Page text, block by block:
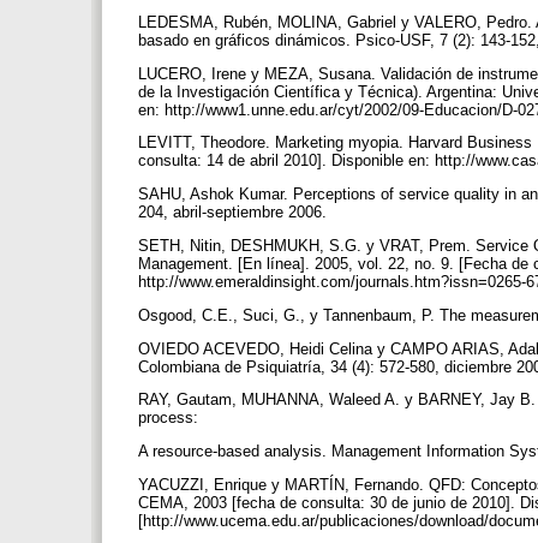
LEDESMA, Rubén, MOLINA, Gabriel y VALERO,
basado en gráficos dinámicos. Psico-USF, 7 (2): 143-
LUCERO, Irene y MEZA, Susana. Validación de
de la Investigación Científica y Técnica). Argentina:
en: http://www1.unne.edu.ar/cyt/2002/09-Educacion/D-
LEVITT, Theodore. Marketing myopia. Harvard
consulta: 14 de abril 2010]. Disponible en: http://
SAHU, Ashok Kumar. Perceptions of service quality in
204, abril-septiembre 2006.
SETH, Nitin, DESHMUKH, S.G. y VRAT, Prem. Service
Management. [En línea]. 2005, vol. 22, no. 9. [Fecha de
http://www.emeraldinsight.com/
Osgood, C.E., Suci, G., y Tannenbaum, P. The
OVIEDO ACEVEDO, Heidi Celina y CAMPO ARIAS,
Colombiana de Psiquiatría, 34 (4): 572-580, diciembre
RAY, Gautam, MUHANNA, Waleed A. y BARNEY, Jay
process:
A resource-based analysis. Management Information
YACUZZI, Enrique y MARTÍN, Fernando. QFD:
CEMA, 2003 [fecha de consulta: 30 de junio de 2010].
[http://www.ucema.edu.ar/publicaciones/download/